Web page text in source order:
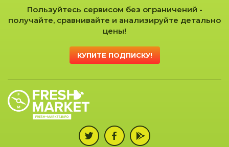
Пользуйтесь сервисом без ограничений -
получайте, сравнивайте и анализируйте детально
цены!
КУПИТЕ ПОДПИСКУ!